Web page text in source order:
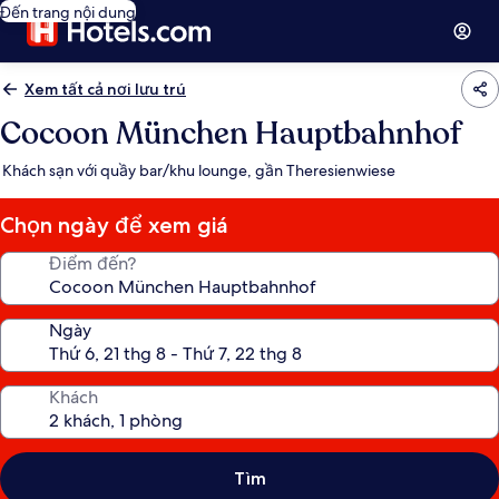
Đến trang nội dung
Xem tất cả nơi lưu trú
Cocoon München Hauptbahnhof
Khách sạn với quầy bar/khu lounge, gần Theresienwiese
Chọn ngày để xem giá
Điểm đến?
Ngày
Khách
Tìm